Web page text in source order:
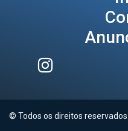
© Todos os direitos reservados.